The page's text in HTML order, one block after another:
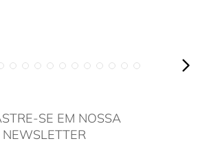
SE EM NOSSA
NEWSLETTER